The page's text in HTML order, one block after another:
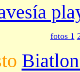
fotos 1